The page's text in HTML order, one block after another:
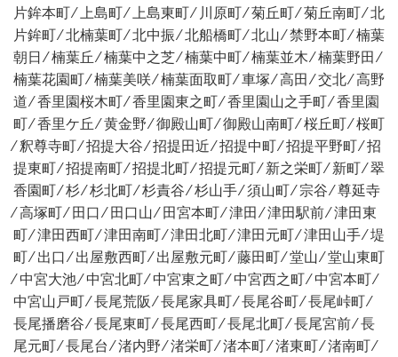
片鉾本町 ⁄ 上島町 ⁄ 上島東町 ⁄ 川原町 ⁄ 菊丘町 ⁄ 菊丘南町 ⁄ 北
片鉾町 ⁄ 北楠葉町 ⁄ 北中振 ⁄ 北船橋町 ⁄ 北山 ⁄ 禁野本町 ⁄ 楠葉
朝日 ⁄ 楠葉丘 ⁄ 楠葉中之芝 ⁄ 楠葉中町 ⁄ 楠葉並木 ⁄ 楠葉野田 ⁄
楠葉花園町 ⁄ 楠葉美咲 ⁄ 楠葉面取町 ⁄ 車塚 ⁄ 高田 ⁄ 交北 ⁄ 高野
道 ⁄ 香里園桜木町 ⁄ 香里園東之町 ⁄ 香里園山之手町 ⁄ 香里園
町 ⁄ 香里ケ丘 ⁄ 黄金野 ⁄ 御殿山町 ⁄ 御殿山南町 ⁄ 桜丘町 ⁄ 桜町
⁄ 釈尊寺町 ⁄ 招提大谷 ⁄ 招提田近 ⁄ 招提中町 ⁄ 招提平野町 ⁄ 招
提東町 ⁄ 招提南町 ⁄ 招提北町 ⁄ 招提元町 ⁄ 新之栄町 ⁄ 新町 ⁄ 翠
香園町 ⁄ 杉 ⁄ 杉北町 ⁄ 杉責谷 ⁄ 杉山手 ⁄ 須山町 ⁄ 宗谷 ⁄ 尊延寺
⁄ 高塚町 ⁄ 田口 ⁄ 田口山 ⁄ 田宮本町 ⁄ 津田 ⁄ 津田駅前 ⁄ 津田東
町 ⁄ 津田西町 ⁄ 津田南町 ⁄ 津田北町 ⁄ 津田元町 ⁄ 津田山手 ⁄ 堤
町 ⁄ 出口 ⁄ 出屋敷西町 ⁄ 出屋敷元町 ⁄ 藤田町 ⁄ 堂山 ⁄ 堂山東町
⁄ 中宮大池 ⁄ 中宮北町 ⁄ 中宮東之町 ⁄ 中宮西之町 ⁄ 中宮本町 ⁄
中宮山戸町 ⁄ 長尾荒阪 ⁄ 長尾家具町 ⁄ 長尾谷町 ⁄ 長尾峠町 ⁄
長尾播磨谷 ⁄ 長尾東町 ⁄ 長尾西町 ⁄ 長尾北町 ⁄ 長尾宮前 ⁄ 長
尾元町 ⁄ 長尾台 ⁄ 渚内野 ⁄ 渚栄町 ⁄ 渚本町 ⁄ 渚東町 ⁄ 渚南町 ⁄